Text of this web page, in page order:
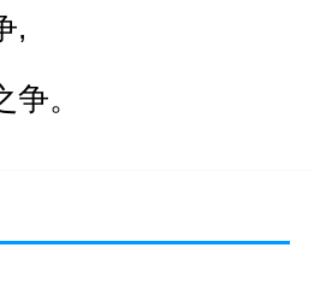
,
。